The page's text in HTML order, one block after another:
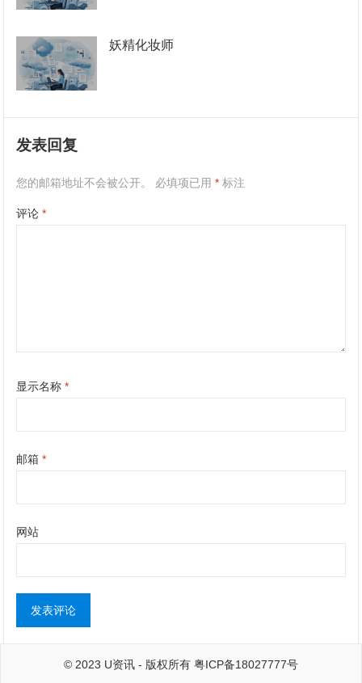
妖精化妆师
发表回复
您的邮箱地址不会被公开。 必填项已用* 标注
评论*
显示名称*
邮箱*
网站
© 2023 U资讯 - 版权所有 粤ICP备18027777号